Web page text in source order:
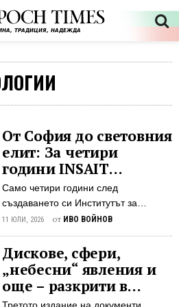
От София до световния
елит: За четири
години INSAIT
изпревари Кеймбридж
и Принстън и донесе
исторически успех за
България
Само четири години след
създаването си Институтът за
компютърни науки, изкуствен
Софийския университет „Св.
Климент Охридски“ се превърна в
една от най-успешните научни
организации в Европа. Постиженията
11 ЮЛИ, 2026 от ИВО ВОЙНОВ
Дискове, сфери,
„небесни“ явления и
още – разкрити в
третата порция